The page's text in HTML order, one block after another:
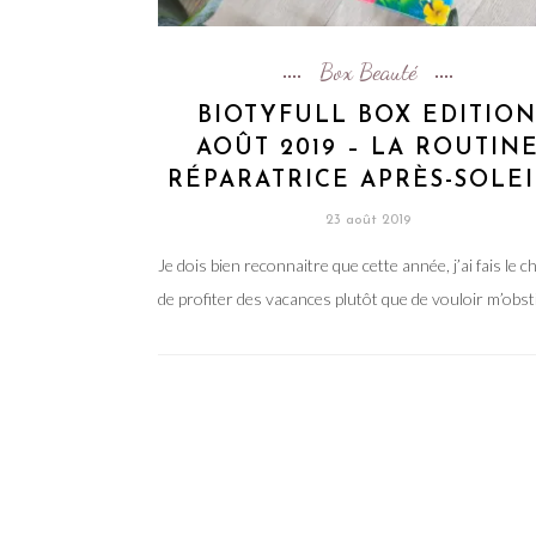
Box Beauté
BIOTYFULL BOX EDITION
AOÛT 2019 – LA ROUTINE
RÉPARATRICE APRÈS-
23 août 2019
Je dois bien reconnaitre que cette année, j’ai fais le
de profiter des vacances plutôt que de vouloir